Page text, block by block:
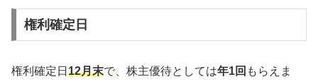
権利確定日
権利確定日 12月末で、株主優待としては年1回 もらえま